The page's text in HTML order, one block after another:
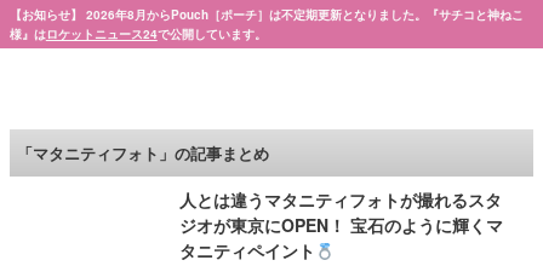
【お知らせ】 2026年8月からPouch［ポーチ］は不定期更新となりました。『サチコと神ねこ
様』はロケットニュース24で公開しています。
「マタニティフォト」の記事まとめ
人とは違うマタニティフォトが撮れるスタ
ジオが東京にOPEN！ 宝石のように輝くマ
タニティペイント